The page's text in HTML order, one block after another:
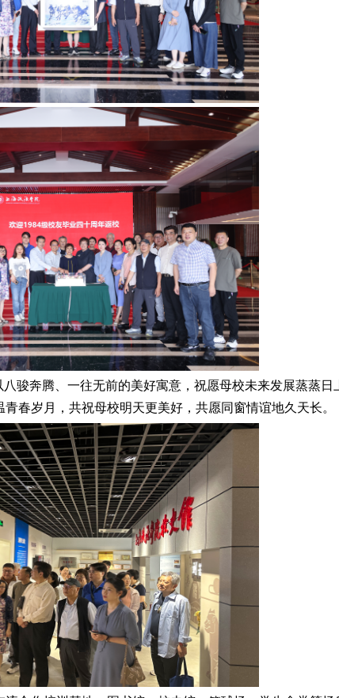
骏奔腾、一往无前的美好寓意，祝愿母校未来发展蒸蒸
春岁月，共祝母校明天更美好，共愿同窗情谊地久天长。